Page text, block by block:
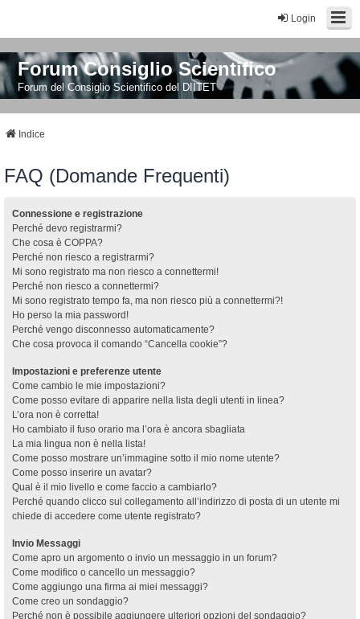
Login
Forum Consiglio Scientifico
Forum del Consiglio Scientifico del DIITET
Indice
FAQ (Domande Frequenti)
Connessione e registrazione
Perché devo registrarmi?
Che cosa è COPPA?
Perché non riesco a registrarmi?
Mi sono registrato ma non riesco a connettermi!
Perché non riesco a connettermi?
Mi sono registrato tempo fa, ma non riesco più a connettermi?!
Ho perso la mia password!
Perché vengo disconnesso automaticamente?
Che cosa provoca il comando “Cancella cookie”?
Impostazioni e preferenze utente
Come cambio le mie impostazioni?
Come posso evitare di apparire nella lista degli utenti in linea?
L’ora non è corretta!
Ho cambiato il fuso orario ma l’ora è ancora sbagliata
La mia lingua non è nella lista!
Come posso mostrare un’immagine sotto il mio nome utente?
Come posso inserire un avatar?
Qual è il mio livello e come faccio a cambiarlo?
Perché quando clicco sul collegamento all’indirizzo di posta di un utente mi
chiede di accedere come utente registrato?
Invio Messaggi
Come apro un argomento o invio un messaggio in un forum?
Come modifico o cancello un messaggio?
Come aggiungo una firma ai miei messaggi?
Come creo un sondaggio?
Perché non è possibile aggiungere ulteriori opzioni del sondaggio?